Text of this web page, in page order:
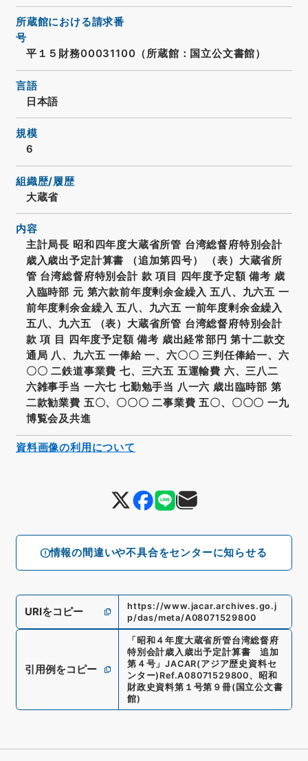
情報の間違いや不具合をセンターに知らせる
所蔵館における請求番
号
平１５財務00031100（所蔵館：国立公文書館）
言語
日本語
規模
6
組織歴/履歴
大蔵省
内容
主計局長 昭和四年度大蔵省所管 台湾総督府特別会計
歳入歳出予定計算書 （追加第四号） （表）大蔵省所
管 台湾総督府特別会計 款 項目 四年度予定額 備考 歳
入臨時部 元 第六款前年度剰余金繰入 五八、九六五 一
前年度剰余金繰入 五八、九六五 一前年度剰余金繰入
五八、九六五 （表）大蔵省所管 台湾総督府特別会計
款 項 目 四年度予定額 備考 歳出経常部円 第十二款交
通局 八、九六五 一俸給 一、六〇〇 三判任俸給一、六
〇〇 二鉄道事業費 七、三六五 五運輸費 六、三八二
六雑事手当 一六七 七勤勉手当 八一六 歳出臨時部 第
二款勧業費 五〇、〇〇〇 二事業費 五〇、〇〇〇 一九
博覧会及共進
URIをコピー
https://www.jacar.archives.go.j
p/das/meta/A08071529800
引用例をコピー
「 昭和４年度大蔵省所管台湾総督府
特別会計歳入歳出予定計算書 追加
第４号 」JACAR(アジア歴史資料セ
ンター) Ref.A08071529800、 昭和
財政史資料第１号第９冊( 国立公文書
館)
資料画像の利用について